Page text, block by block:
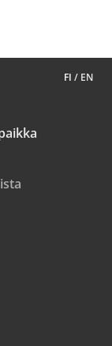
FI / EN